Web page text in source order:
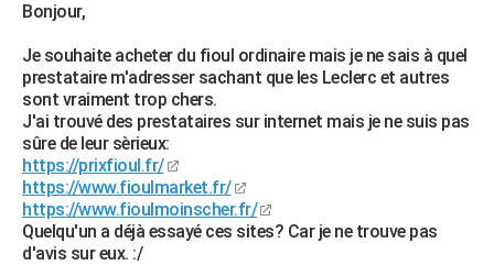
Essais
Réserver un essai
Citadines
Berlines
SUV
Forum auto
+HIGH-TECH
Mobiles
Meilleur smartphone
Internet
Ordinateurs
Jeux vidéo
Guide high-tech
+BRICOLAGE
Forum
Aménagement intérieur
Extérieur
Cuisine
Salle de bains
Jardinage
Rangement
WEEK-END
Guides de France
Escapades
Patrimoine
Expositions
Musées
Week-end nature
+LIFESTYLE
Art de vivre
Bien-être
Loisirs
Mode
Modes de vie
SANTE
Alimentation
Guide de la santé
Maladies
Médicaments
Sommeil
VOYAGE
Bonjour,
Je souhaite acheter du fioul ordinaire mais je ne sais à quel
prestataire m'adresser sachant que les Leclerc et autres
sont vraiment trop chers.
J'ai trouvé des prestataires sur internet mais je ne suis pas
sûre de leur sèrieux:
https://prixfioul.fr/
https://www.fioulmarket.fr/
https://www.fioulmoinscher.fr/
Quelqu'un a déjà essayé ces sites? Car je ne trouve pas
d'avis sur eux. :/